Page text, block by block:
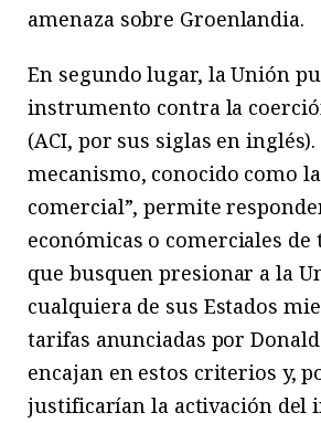
amenaza sobre Groenlandia.
En segundo lugar, la Unión
instrumento contra la
(ACI, por sus siglas en inglés).
mecanismo, conocido como la
comercial”, permite
económicas o comerciales de
que busquen presionar a la
cualquiera de sus Estados
tarifas anunciadas por
encajan en estos criterios y,
justificarían la activación del